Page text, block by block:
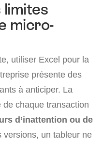
limites
micro-
utiliser Excel pour la
présente des
à anticiper. La
chaque transaction
d’inattention ou de
versions, un tableur ne